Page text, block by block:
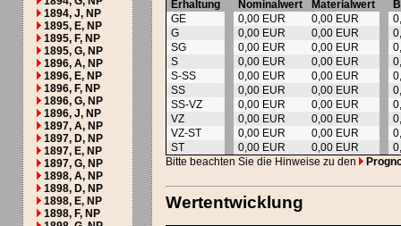
1894, J, NP
1895, E, NP
1895, F, NP
1895, G, NP
1896, A, NP
1896, E, NP
1896, F, NP
1896, G, NP
1896, J, NP
1897, A, NP
1897, D, NP
1897, E, NP
1897, G, NP
1898, A, NP
1898, D, NP
1898, E, NP
1898, F, NP
Erhaltung Nominalwert Materialwert
GE
0,00 EUR 0,00 EUR
G
0,00 EUR 0,00 EUR
SG
0,00 EUR 0,00 EUR
S
0,00 EUR 0,00 EUR
S-SS
0,00 EUR 0,00 EUR
SS
0,00 EUR 0,00 EUR
SS-VZ
0,00 EUR 0,00 EUR
VZ
0,00 EUR 0,00 EUR
VZ-ST
0,00 EUR 0,00 EUR
ST
0,00 EUR 0,00 EUR
Bitte beachten Sie die Hinweise zu den
Wertentwicklung